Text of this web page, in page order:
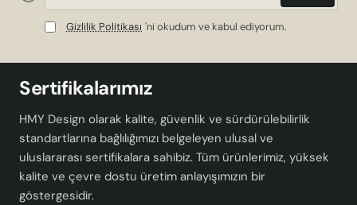
Gizlilik Politikası 'ni okudum ve kabul ediyorum.
Sertifikalarımız
HMY Design olarak kalite, güvenlik ve sürdürülebilirlik
standartlarına bağlılığımızı belgeleyen ulusal ve
uluslararası sertifikalara sahibiz. Tüm ürünlerimiz, yüksek
kalite ve çevre dostu üretim anlayışımızın bir
göstergesidir.